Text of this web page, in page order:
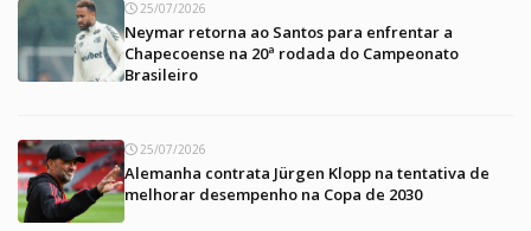
25/07/2026
Neymar retorna ao Santos para enfrentar a
Chapecoense na 20ª rodada do Campeonato
Brasileiro
25/07/2026
Alemanha contrata Jürgen Klopp na tentativa de
melhorar desempenho na Copa de 2030